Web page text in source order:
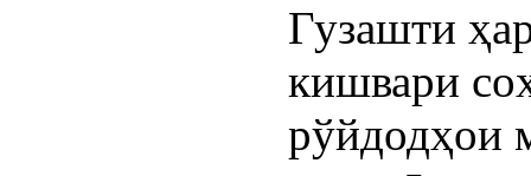
Гузашти
кишвари
рўйдодҳои